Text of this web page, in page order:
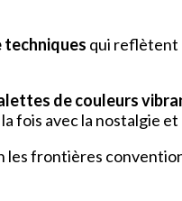
qui reflètent
de couleurs
fois avec la nostalgie et
frontières